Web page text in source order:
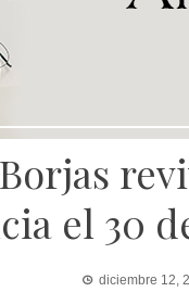
el 30
diciembre 12,